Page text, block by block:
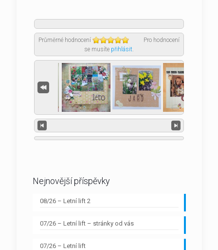
Průměrné hodnocení
Pro hodnocení
se musíte přihlásit.
Nejnovější příspěvky
08/26 – Letní lift 2
07/26 – Letní lift – stránky od vás
07/26 – Letní lift